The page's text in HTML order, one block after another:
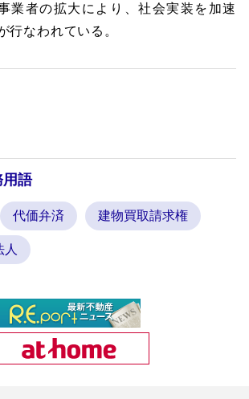
業者の拡大により、社会実装を加速
行なわれている。
用語
代価弁済 建物買取請求権